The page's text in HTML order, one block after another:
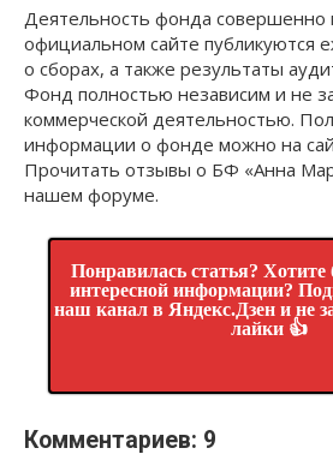
Деятельность фонда совершенно
официальном сайте публикуются
о сборах, а также результаты
Фонд полностью независим и не
коммерческой деятельностью.
информации о фонде можно на
Прочитать отзывы о БФ «Анна
нашем форуме.
Понравилась статья?
интересной информации?
наш канал в Яндекс.Дзен и не
лайки 👍
Комментариев: 9